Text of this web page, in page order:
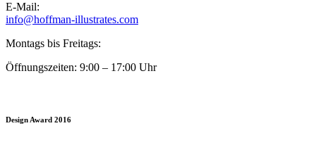
E-Mail:
info@hoffman-illustrates.com
Montags bis Freitags:
Öffnungszeiten: 9:00 – 17:00 Uhr
Design Award 2016